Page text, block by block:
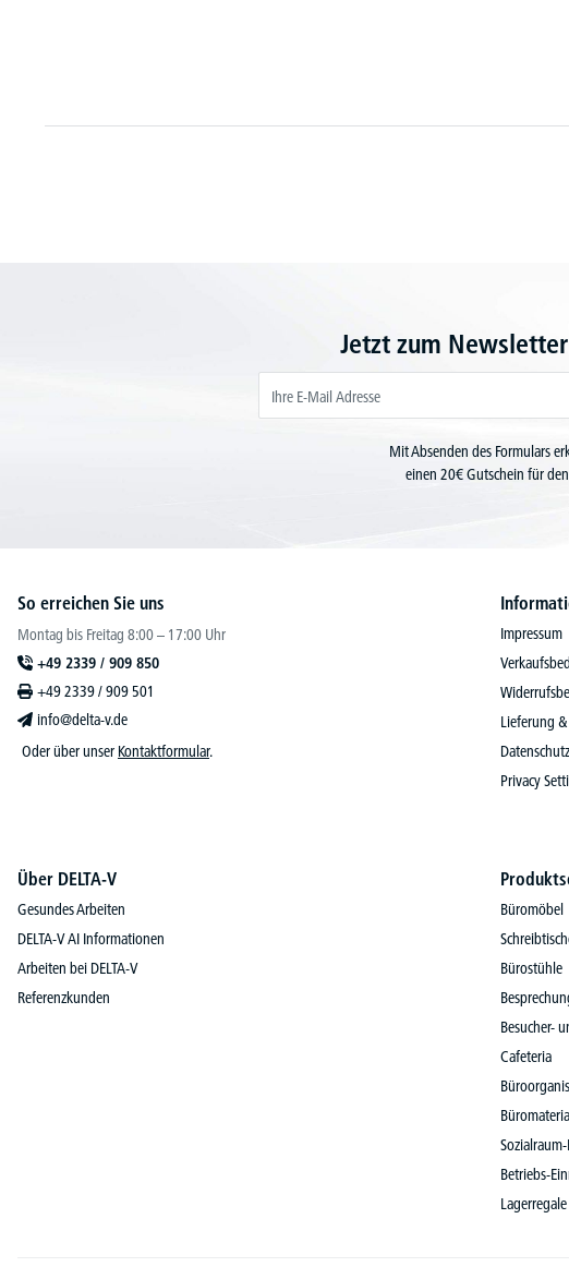
Jetzt zum
Mit Absenden des Formulars
einen 20€ Gutschein für
So erreichen Sie uns
Montag bis Freitag 8:00 – 17:00 Uhr
+49 2339 / 909 850
+49 2339 / 909 501
info@delta-v.de
Oder über unser Kontaktformular.
Impressum
Lieferung
Privacy
Über DELTA-V
Gesundes Arbeiten
DELTA-V AI Informationen
Arbeiten bei DELTA-V
Referenzkunden
Büromöbel
Bürostühle
Besucher-
Cafeteria
Betriebs-
Lagerregale